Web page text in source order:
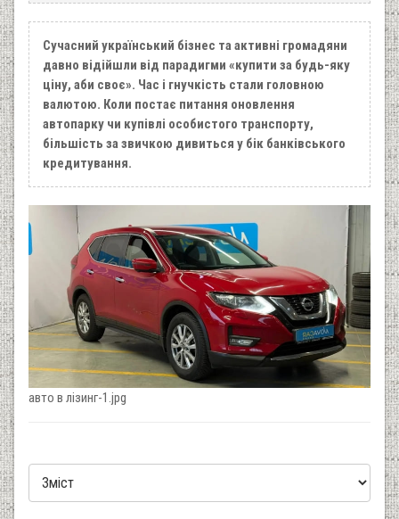
Сучасний український бізнес та активні громадяни
давно відійшли від парадигми «купити за будь-яку
ціну, аби своє». Час і гнучкість стали головною
валютою. Коли постає питання оновлення
автопарку чи купівлі особистого транспорту,
більшість за звичкою дивиться у бік банківського
кредитування.
авто в лізинг-1.jpg